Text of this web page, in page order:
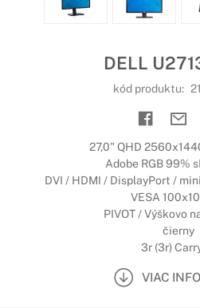
DELL
kód produktu:
27,0" QHD
Adobe RGB 99%
DVI / HDMI / DisplayPort /
VESA
PIVOT / Výškovo
čierny
3r (3r)
VIAC